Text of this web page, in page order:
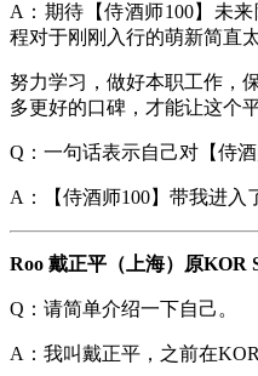
A：期待【侍酒师100】未
程对于刚刚入行的萌新简直
努力学习，做好本职工作，
多更好的口碑，才能让这个
Q：一句话表示自己对【侍酒
A：【侍酒师100】带我进入
Roo 戴正平（上海）原KOR
Q：请简单介绍一下自己。
A：我叫戴正平，之前在KOR